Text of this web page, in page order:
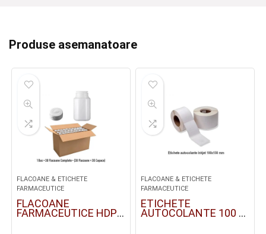
Produse asemanatoare
FLACOANE & ETICHETE
FARMACEUTICE
FLACOANE
FARMACEUTICE HDPE
FLACOANE & ETICHETE
FARMACEUTICE
ETICHETE
AUTOCOLANTE 100 X